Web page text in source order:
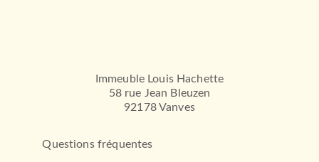
Immeuble Louis Hachette
58 rue Jean Bleuzen
92178 Vanves
Questions fréquentes